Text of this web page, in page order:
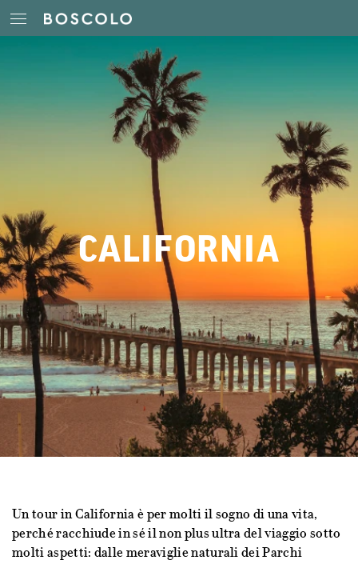
CALIFORNIA
Un tour in California è per molti il sogno di una vita,
perché racchiude in sé il non plus ultra del viaggio sotto
molti aspetti: dalle meraviglie naturali dei Parchi